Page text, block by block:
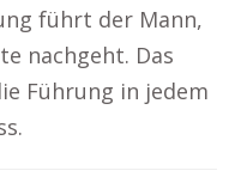
führt der Mann,
nachgeht. Das
Führung in jedem